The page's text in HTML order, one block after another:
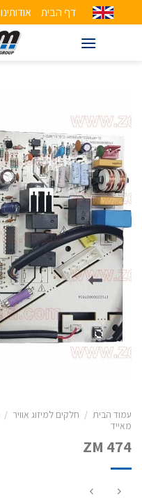
דף הבית אודותינו
עמוד הבית / חלקים למיזוג אוויר /
מאייד
ZM 474